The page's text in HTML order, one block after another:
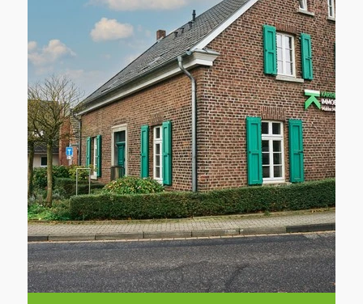
spielt die Präsentation Ihrer
Immobilie sowie die aktuelle
Marktsituation eine wichtige Rolle.
Tipp:Möchten Sie sicherstellen, dass
der Preis Ihrer Immobilie in Mettmann
den Marktbedingungen entspricht?
Kartheuser Immobilienhilft Ihnen mit
einer detaillierten Wertermittlung und
begleitet Sie durch den gesamten
Verkaufsprozess.
Aufbesserung des Gartens, können
den Wert Ihrer Immobilie in Mettmann
steigern und die Verkaufschancen
verbessern.
Inseratskosten:
Wenn Sie Ihr Haus in Mettmann privat
verkaufen, können Kosten für
Immobilienportale, professionelle
Fotos oder Exposé-Gestaltung
anfallen.
Tipp:Die erfahrenen Makler von
Kartheuser Immobilienbegleiten Sie
durch den gesamten Verkaufsprozess
und helfen Ihnen, unnötige Kosten zu
vermeiden. Mit unserer Unterstützung
verkaufen Sie Ihr Haus in Mettmann